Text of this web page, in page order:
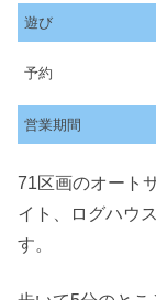
遊び
予約
営業期間
71区画のオート
イト、ログハウ
す。